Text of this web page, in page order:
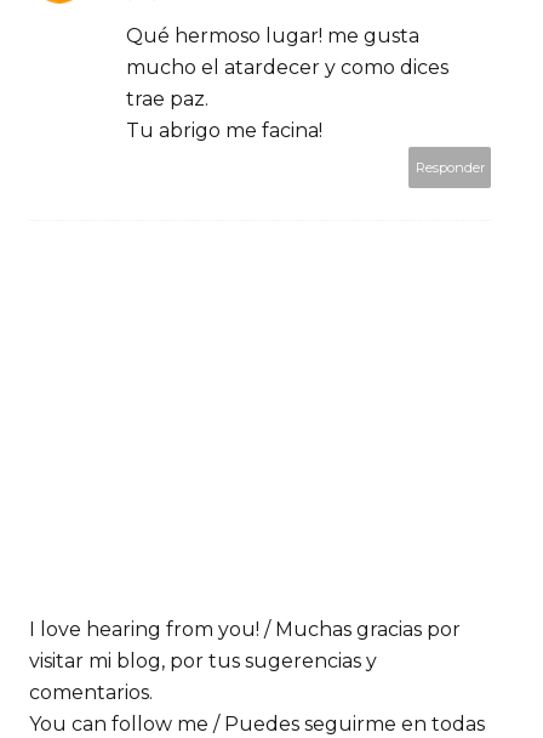
Qué hermoso lugar! me gusta
mucho el atardecer y como dices
trae paz.
Tu abrigo me facina!
Responder
I love hearing from you! / Muchas gracias por
visitar mi blog, por tus sugerencias y
comentarios.
You can follow me / Puedes seguirme en todas